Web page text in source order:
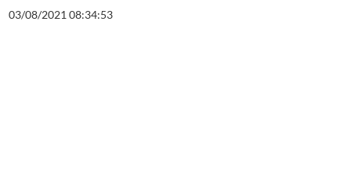
03/08/2021 08:34:53